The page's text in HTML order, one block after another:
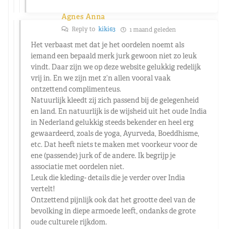
Agnes Anna
Reply to kiki63 1 maand geleden
Het verbaast met dat je het oordelen noemt als
iemand een bepaald merk jurk gewoon niet zo leuk
vindt. Daar zijn we op deze website gelukkig redelijk
vrij in. En we zijn met z’n allen vooral vaak
ontzettend complimenteus.
Natuurlijk kleedt zij zich passend bij de gelegenheid
en land. En natuurlijk is de wijsheid uit het oude India
in Nederland gelukkig steeds bekender en heel erg
gewaardeerd, zoals de yoga, Ayurveda, Boeddhisme,
etc. Dat heeft niets te maken met voorkeur voor de
ene (passende) jurk of de andere. Ik begrijp je
associatie met oordelen niet.
Leuk die kleding- details die je verder over India
vertelt!
Ontzettend pijnlijk ook dat het grootte deel van de
bevolking in diepe armoede leeft, ondanks de grote
oude culturele rijkdom.